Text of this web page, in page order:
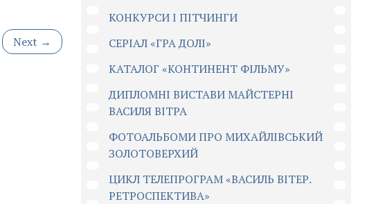
Next →
КОНКУРСИ І ПІТЧИНГИ
CЕРІАЛ «ГРА ДОЛІ»
КАТАЛОГ «КОНТИНЕНТ ФІЛЬМУ»
ДИПЛОМНІ ВИСТАВИ МАЙСТЕРНІ
ВАСИЛЯ ВІТРА
ФОТОАЛЬБОМИ ПРО МИХАЙЛІВСЬКИЙ
ЗОЛОТОВЕРХИЙ
ЦИКЛ ТЕЛЕПРОГРАМ «ВАСИЛЬ ВІТЕР.
РЕТРОСПЕКТИВА»